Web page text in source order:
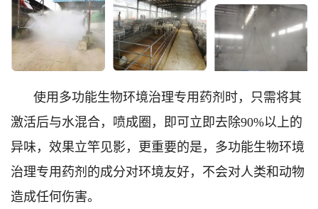
使用多功能生物环境治理专用药剂时，只需将其
激活后与水混合，喷成圈，即可立即去除90%以上的
异味，效果立竿见影，更重要的是，多功能生物环境
治理专用药剂的成分对环境友好，不会对人类和动物
造成任何伤害。